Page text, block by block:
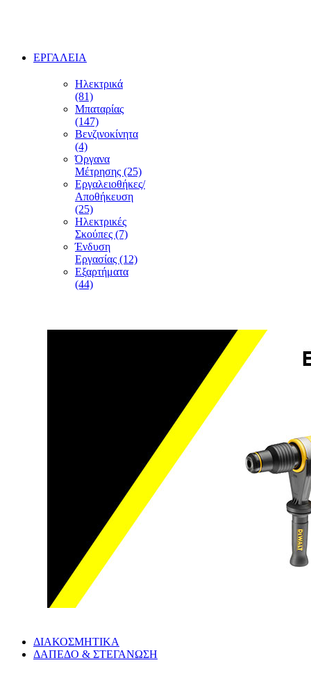
ΕΡΓΑΛΕΙΑ
Ηλεκτρικά
(81)
Μπαταρίας
(147)
Βενζινοκίνητα
(4)
Όργανα
Μέτρησης (25)
Εργαλειοθήκες/
Αποθήκευση
(25)
Ηλεκτρικές
Σκούπες (7)
Ένδυση
Εργασίας (12)
Εξαρτήματα
(44)
ΔΙΑΚΟΣΜΗΤΙΚΑ
ΔΑΠΕΔΟ & ΣΤΕΓΑΝΩΣΗ